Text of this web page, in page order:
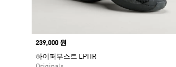
Price
239,000 원
하이퍼부스트 EPHR